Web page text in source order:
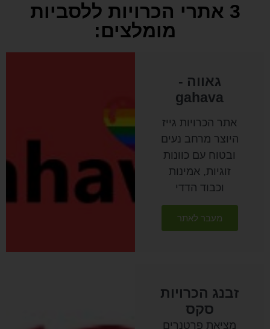
3 אתרי הכרויות ללסביות
מומלצים:
גאווה -
gahava
אתר הכרויות גייז
היוצר מרחב נעים
ובטוח עם כוונות
זוגיות, אמינות
וכבוד הדדי
מעבר לאתר
זבנג הכרויות
סקס
מציאת פרטנרים